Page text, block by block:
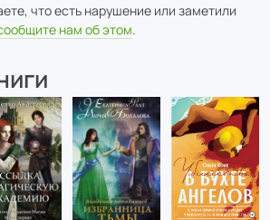
что есть нарушение или заметили
нам об этом.